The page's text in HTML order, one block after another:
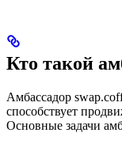
Кто такой
Амбассадор
способствует
Основные задачи